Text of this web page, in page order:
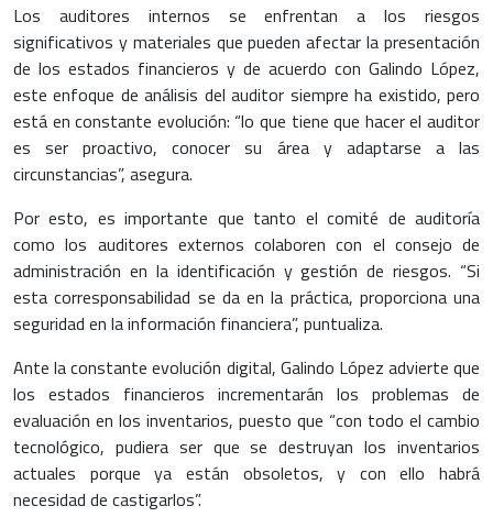
Los auditores internos se enfrentan a los riesgos
significativos y materiales que pueden afectar la presentación
de los estados financieros y de acuerdo con Galindo López,
este enfoque de análisis del auditor siempre ha existido, pero
está en constante evolución: “lo que tiene que hacer el auditor
es ser proactivo, conocer su área y adaptarse a las
circunstancias”, asegura.
Por esto, es importante que tanto el comité de auditoría
como los auditores externos colaboren con el consejo de
administración en la identificación y gestión de riesgos. “Si
esta corresponsabilidad se da en la práctica, proporciona una
seguridad en la información financiera”, puntualiza.
Ante la constante evolución digital, Galindo López advierte que
los estados financieros incrementarán los problemas de
evaluación en los inventarios, puesto que “con todo el cambio
tecnológico, pudiera ser que se destruyan los inventarios
actuales porque ya están obsoletos, y con ello habrá
necesidad de castigarlos”.